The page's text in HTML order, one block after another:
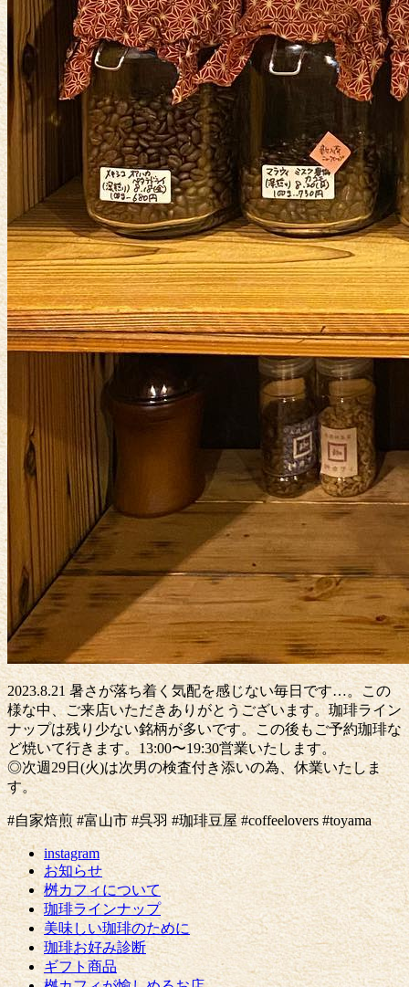
2023.8.21 暑さが落ち着く気配を感じない毎日です…。この
様な中、ご来店いただきありがとうございます。珈琲ライン
ナップは残り少ない銘柄が多いです。この後もご予約珈琲な
ど焼いて行きます。13:00〜19:30営業いたします。
◎次週29日(火)は次男の検査付き添いの為、休業いたしま
す。
#自家焙煎 #富山市 #呉羽 #珈琲豆屋 #coffeelovers #toyama
instagram
お知らせ
桝カフィについて
珈琲ラインナップ
美味しい珈琲のために
珈琲お好み診断
ギフト商品